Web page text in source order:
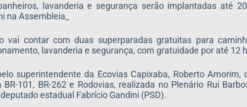
lavanderia e segurança serão implantadas até
na Assembleia_
vai contar com duas superparadas gratuitas para
lavanderia e segurança, com gratuidade por até 12
superintendente da Ecovias Capixaba, Roberto Amorim,
101, BR-262 e Rodovias, realizada no Plenário Rui
estadual Fabrício Gandini (PSD).